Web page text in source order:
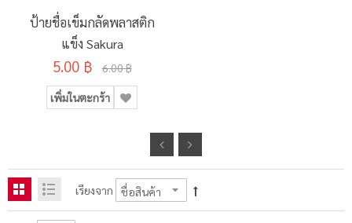
ป้ายชื่อเข็มกลัดพลาสติก
แข็ง Sakura
5.00 ฿ 6.00 ฿
เพิ่มในตะกร้า
เรียงจาก